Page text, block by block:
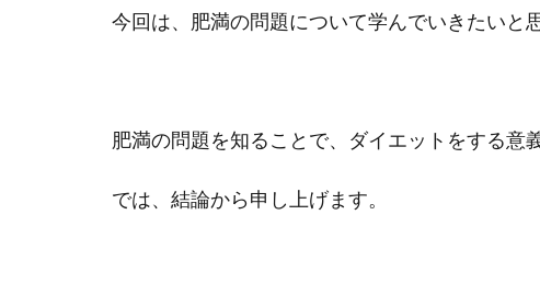
今回は、肥満の問題について学んでいきたいと
肥満の問題を知ることで、ダイエットをする意
では、結論から申し上げます。